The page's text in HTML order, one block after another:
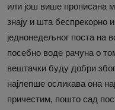
или још више прописана
знају и шта беспрекорно
једнонедељног поста на
посебно воде рачуна о
вештачки буду добри
најлепше осликава она
причестим, пошто сад